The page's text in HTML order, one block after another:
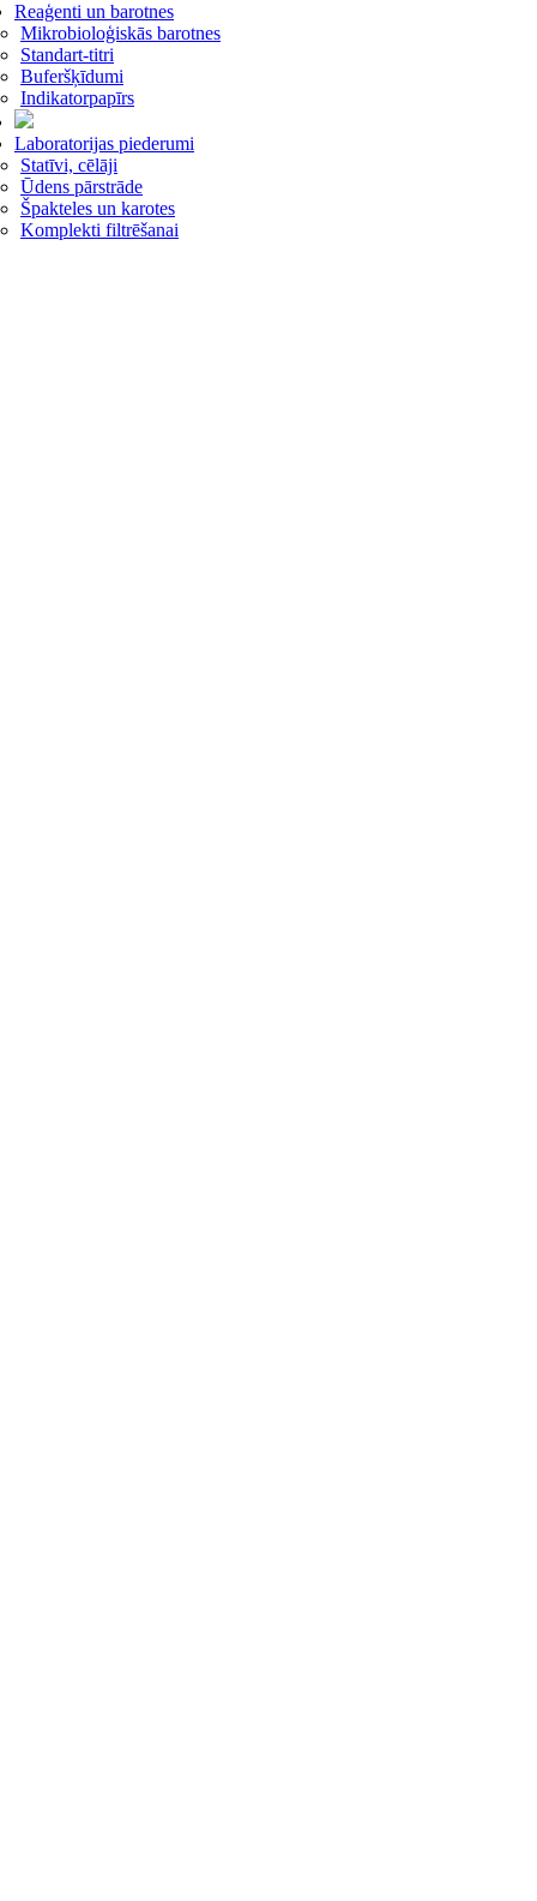
Reaģenti un barotnes
Mikrobioloģiskās barotnes
Standart-titri
Buferšķīdumi
Indikatorpapīrs
Laboratorijas piederumi
Statīvi, cēlāji
Ūdens pārstrāde
Špakteles un karotes
Komplekti filtrēšanai